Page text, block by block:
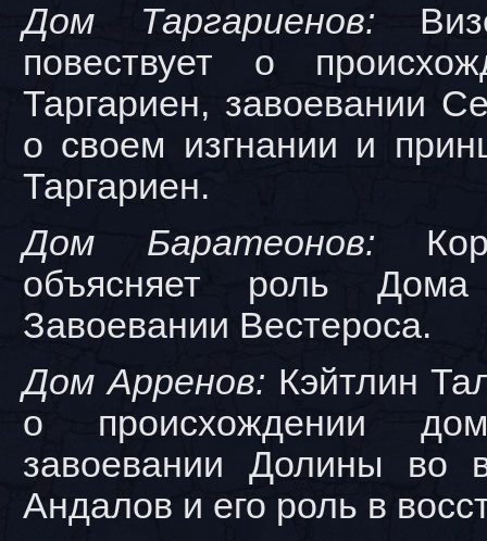
Дом Таргариенов:
повествует о
Таргариен, завоевании
о своем изгнании и
Таргариен.
Дом Баратеонов:
объясняет роль
Завоевании Вестероса.
Дом Арренов: Кэйтлин
о происхождении
завоевании Долины во
Андалов и его роль в